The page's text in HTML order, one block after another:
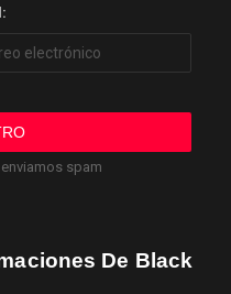
spam
De Black